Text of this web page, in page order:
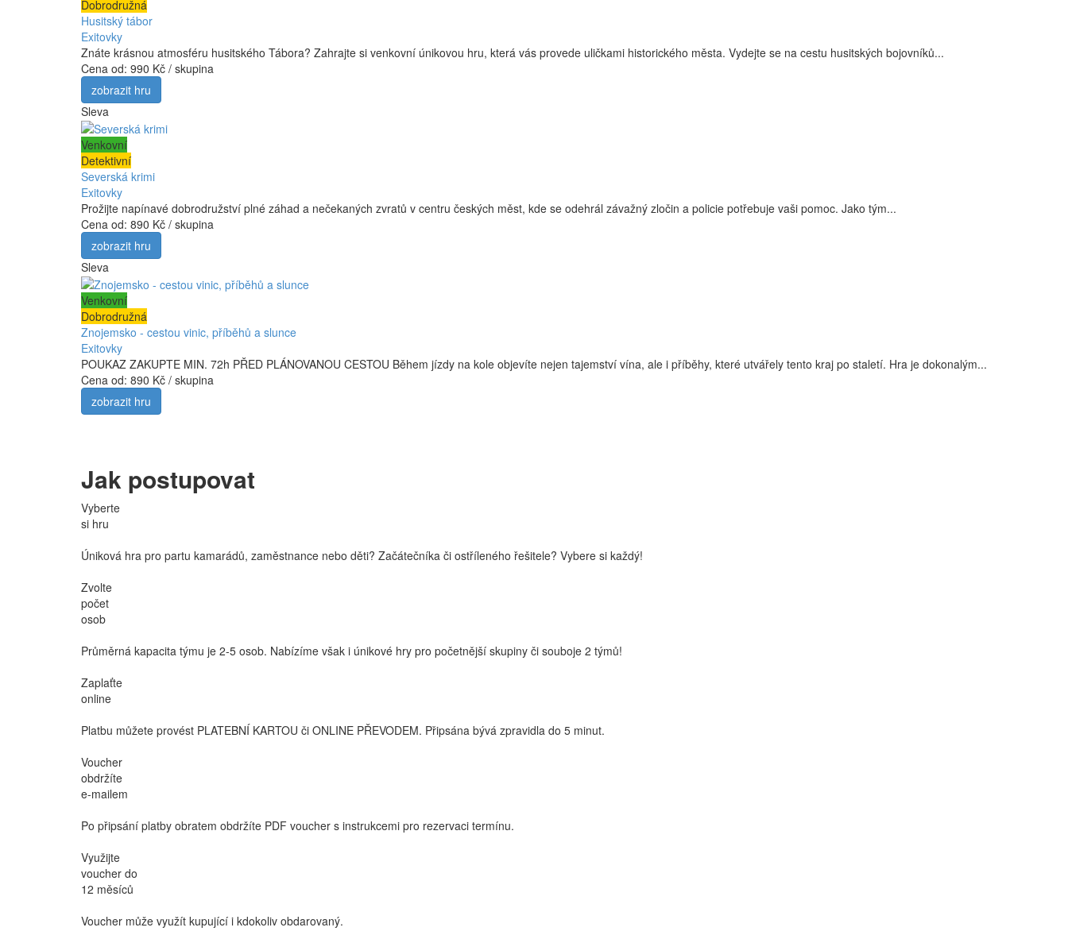
Dobrodružná
Husitský tábor
Exitovky
Znáte krásnou atmosféru husitského Tábora? Zahrajte si venkovní únikovou hru, která vás provede uličkami historického města. Vydejte se na cestu husitských bojovníků...
Cena od: 990 Kč / skupina
zobrazit hru
Sleva
Venkovní
Detektivní
Severská krimi
Exitovky
Prožijte napínavé dobrodružství plné záhad a nečekaných zvratů v centru českých měst, kde se odehrál závažný zločin a policie potřebuje vaši pomoc. Jako tým...
Cena od: 890 Kč / skupina
zobrazit hru
Sleva
Venkovní
Dobrodružná
Znojemsko - cestou vinic, příběhů a slunce
Exitovky
POUKAZ ZAKUPTE MIN. 72h PŘED PLÁNOVANOU CESTOU Během jízdy na kole objevíte nejen tajemství vína, ale i příběhy, které utvářely tento kraj po staletí. Hra je dokonalým...
Cena od: 890 Kč / skupina
zobrazit hru
Jak postupovat
Vyberte
si hru
Úniková hra pro partu kamarádů, zaměstnance nebo děti? Začátečníka či ostříleného řešitele? Vybere si každý!
Zvolte
počet
osob
Průměrná kapacita týmu je 2-5 osob. Nabízíme však i únikové hry pro početnější skupiny či souboje 2 týmů!
Zaplaťte
online
Platbu můžete provést PLATEBNÍ KARTOU či ONLINE PŘEVODEM. Připsána bývá zpravidla do 5 minut.
Voucher
obdržíte
e-mailem
Po připsání platby obratem obdržíte PDF voucher s instrukcemi pro rezervaci termínu.
Využijte
voucher do
12 měsíců
Voucher může využít kupující i kdokoliv obdarovaný.